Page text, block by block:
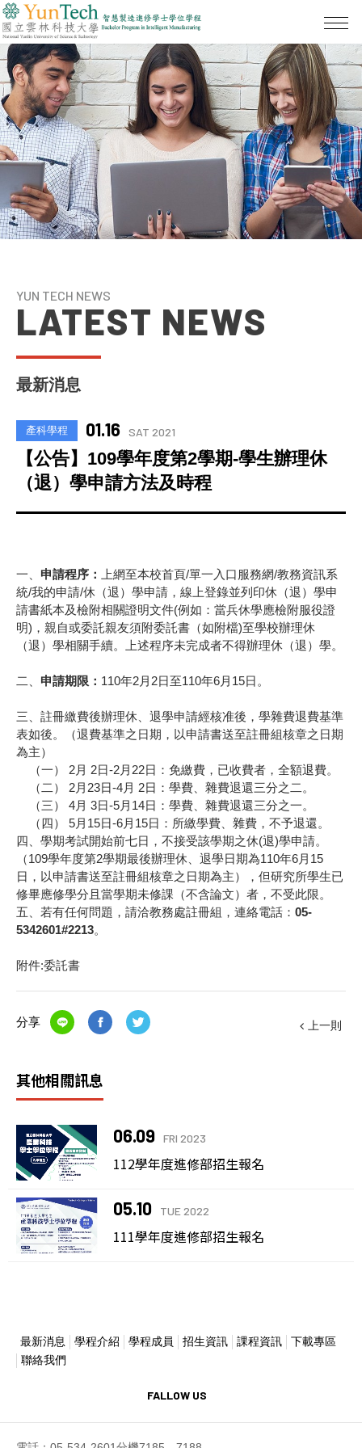
YUN TECH NEWS
LATEST NEWS
最新消息
產科學程 01.16 SAT 2021
【公告】109學年度第2學期-學生辦理休
（退）學申請方法及時程
一、 申請程序：
上網至本校首頁/單一入口服務網/教務資訊系
統/我的申請/休（退）學申請，線上登錄並列印休（退）學申
請書紙本及檢附相關證明文件(例如：當兵休學應檢附服役證
明)，親自或委託親友須附委託書（如附檔)至學校辦理休
（退）學相關手續。上述程序未完成者不得辦理休（退）學。
二、 申請期限： 110年2月2日至110年6月15日。
三、註冊繳費後辦理休、退學申請經核准後，學雜費退費基準
表如後。（退費基準之日期，以申請書送至註冊組核章之日期
為主）
（一） 2月 2日-2月22日：免繳費，已收費者，全額退費。
（二） 2月23日-4月 2日：學費、雜費退還三分之二。
（三） 4月 3日-5月14日：學費、雜費退還三分之一。
（四） 5月15日-6月15日：所繳學費、雜費，不予退還。
四、學期考試開始前七日，不接受該學期之休(退)學申請。
（109學年度第2學期最後辦理休、退學日期為110年6月15
日，以申請書送至註冊組核章之日期為主），但研究所學生已
修畢應修學分且當學期未修課（不含論文）者，不受此限。
五、若有任何問題，請洽教務處註冊組，連絡電話： 05-
5342601#2213。
附件:委託書
分享 上一則
其他相關訊息
06.09 FRI 2023
112學年度進修部招生報名
05.10 TUE 2022
111學年度進修部招生報名
最新消息 學程介紹 學程成員 招生資訊 課程資訊
下載專區
聯絡我們
FALLOW US